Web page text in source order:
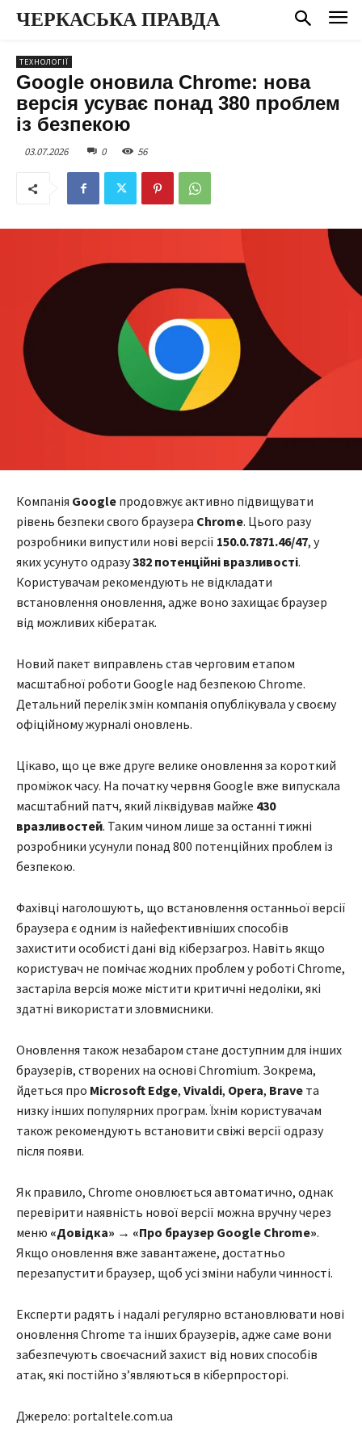
ЧЕРКАСЬКА ПРАВДА
ТЕХНОЛОГІЇ
Google оновила Chrome: нова
версія усуває понад 380 проблем
із безпекою
03.07.2026 0 56
Компанія Google продовжує активно підвищувати
рівень безпеки свого браузера Chrome. Цього разу
розробники випустили нові версії 150.0.7871.46/47, у
яких усунуто одразу382 потенційні вразливості.
Користувачам рекомендують не відкладати
встановлення оновлення, адже воно захищає браузер
від можливих кібератак.
Новий пакет виправлень став черговим етапом
масштабної роботи Google над безпекою Chrome.
Детальний перелік змін компанія опублікувала у своєму
офіційному журналі оновлень.
Цікаво, що це вже друге велике оновлення за короткий
проміжок часу. На початку червня Google вже випускала
масштабний патч, який ліквідував майже 430
вразливостей. Таким чином лише за останні тижні
розробники усунули понад 800 потенційних проблем із
безпекою.
Фахівці наголошують, що встановлення останньої версії
браузера є одним із найефективніших способів
захистити особисті дані від кіберзагроз. Навіть якщо
користувач не помічає жодних проблем у роботі Chrome,
застаріла версія може містити критичні недоліки, які
здатні використати зловмисники.
Оновлення також незабаром стане доступним для інших
браузерів, створених на основі Chromium. Зокрема,
йдеться про Microsoft Edge, Vivaldi, Opera, Brave та
низку інших популярних програм. Їхнім користувачам
також рекомендують встановити свіжі версії одразу
після появи.
Як правило, Chrome оновлюється автоматично, однак
перевірити наявність нової версії можна вручну через
меню «Довідка» → «Про браузер Google Chrome».
Якщо оновлення вже завантажене, достатньо
перезапустити браузер, щоб усі зміни набули чинності.
Експерти радять і надалі регулярно встановлювати нові
оновлення Chrome та інших браузерів, адже саме вони
забезпечують своєчасний захист від нових способів
атак, які постійно з’являються в кіберпросторі.
Джерело: portaltele.com.ua